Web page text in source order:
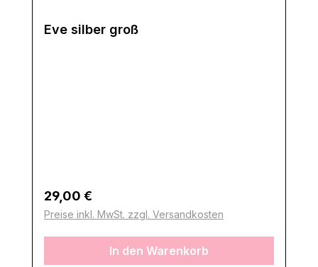
Eve silber groß
Regulärer Preis:
29,00 €
Preise inkl. MwSt. zzgl. Versandkosten
In den Warenkorb